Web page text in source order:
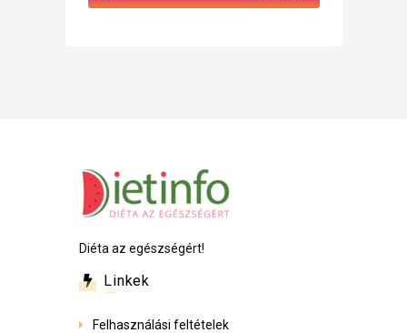
Diéta az egészségért!
Linkek
Felhasználási feltételek